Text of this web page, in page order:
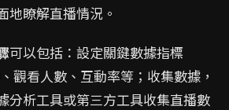
地瞭解直播情況。
可以包括：設定關鍵數據指標
觀看人數、互動率等；收集數據，
分析工具或第三方工具收集直播數